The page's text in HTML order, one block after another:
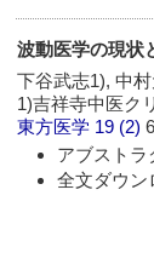
波動医学の現状
下谷武志1), 中
1)吉祥寺中医ク
東方医学 19 (2)
アブストラ
全文ダウン